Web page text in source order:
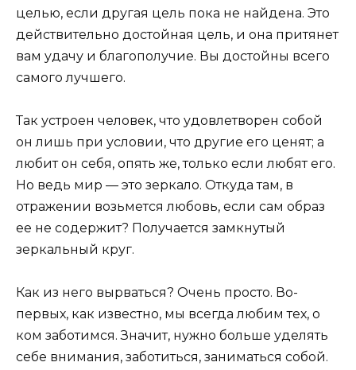
целью, если другая цель пока не найдена. Это
действительно достойная цель, и она притянет
вам удачу и благополучие. Вы достойны всего
самого лучшего.
Так устроен человек, что удовлетворен собой
он лишь при условии, что другие его ценят; а
любит он себя, опять же, только если любят его.
Но ведь мир — это зеркало. Откуда там, в
отражении возьмется любовь, если сам образ
ее не содержит? Получается замкнутый
зеркальный круг.
Как из него вырваться? Очень просто. Во-
первых, как известно, мы всегда любим тех, о
ком заботимся. Значит, нужно больше уделять
себе внимания, заботиться, заниматься собой.